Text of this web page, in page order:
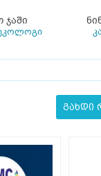
ჯაში
გახდი